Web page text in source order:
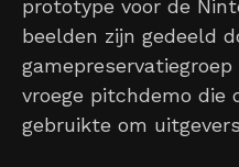
prototype voor de
beelden zijn gedeeld
gamepreservatiegroep
vroege pitchdemo die
gebruikte om